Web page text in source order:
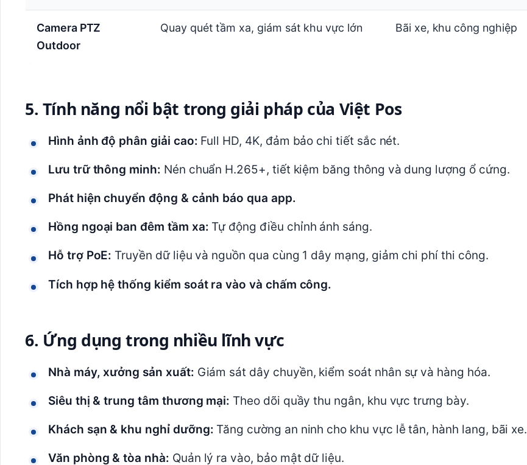
Camera PTZ
Outdoor
Quay quét tầm xa, giám sát khu vực lớn Bãi xe, khu công nghiệp
5. Tính năng nổi bật trong giải pháp của Việt Pos
Hình ảnh độ phân giải cao: Full HD, 4K, đảm bảo chi tiết sắc nét.
Lưu trữ thông minh: Nén chuẩn H.265+, tiết kiệm băng thông và dung lượng ổ cứng.
Phát hiện chuyển động & cảnh báo qua app.
Hồng ngoại ban đêm tầm xa: Tự động điều chỉnh ánh sáng.
Hỗ trợ PoE: Truyền dữ liệu và nguồn qua cùng 1 dây mạng, giảm chi phí thi công.
Tích hợp hệ thống kiểm soát ra vào và chấm công.
6. Ứng dụng trong nhiều lĩnh vực
Nhà máy, xưởng sản xuất: Giám sát dây chuyền, kiểm soát nhân sự và hàng hóa.
Siêu thị & trung tâm thương mại: Theo dõi quầy thu ngân, khu vực trưng bày.
Khách sạn & khu nghỉ dưỡng: Tăng cường an ninh cho khu vực lễ tân, hành lang, bãi xe.
Văn phòng & tòa nhà: Quản lý ra vào, bảo mật dữ liệu.